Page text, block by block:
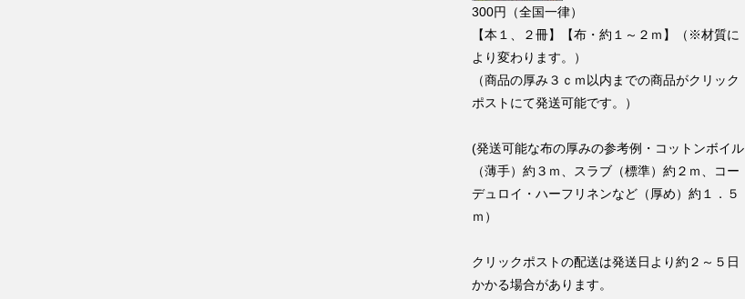
300円（全国一律）
【本１、２冊】【布・約１～２ｍ】（※材質に
より変わります。）
（商品の厚み３ｃｍ以内までの商品がクリック
ポストにて発送可能です。）
(発送可能な布の厚みの参考例・コットンボイル
（薄手）約３ｍ、スラブ（標準）約２ｍ、コー
デュロイ・ハーフリネンなど（厚め）約１．５
ｍ）
クリックポストの配送は発送日より約２～５日
かかる場合があります。